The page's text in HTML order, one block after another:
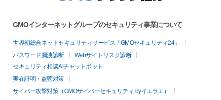
GMOインターネットグループのセキュリティ事業について
世界初総合ネットセキュリティサービス「GMOセキュリティ24」
パスワード漏洩診断
Webサイトリスク診断
セキュリティ相談AIチャットボット
実在証明・盗聴対策
サイバー攻撃対策（GMOサイバーセキュリティ byイエラエ）